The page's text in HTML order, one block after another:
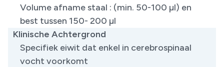
Volume afname staal : (min. 50-100 µl) en
best tussen 150- 200 µl
Klinische Achtergrond
Specifiek eiwit dat enkel in cerebrospinaal
vocht voorkomt